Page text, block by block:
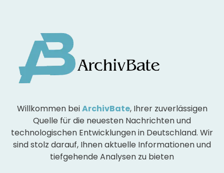
Willkommen beiArchivBate, Ihrer zuverlässigen
Quelle für die neuesten Nachrichten und
technologischen Entwicklungen in Deutschland. Wir
sind stolz darauf, Ihnen aktuelle Informationen und
tiefgehende Analysen zu bieten